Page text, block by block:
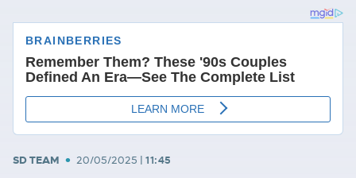
SD TEAM • 20/05/2025 | 11:45